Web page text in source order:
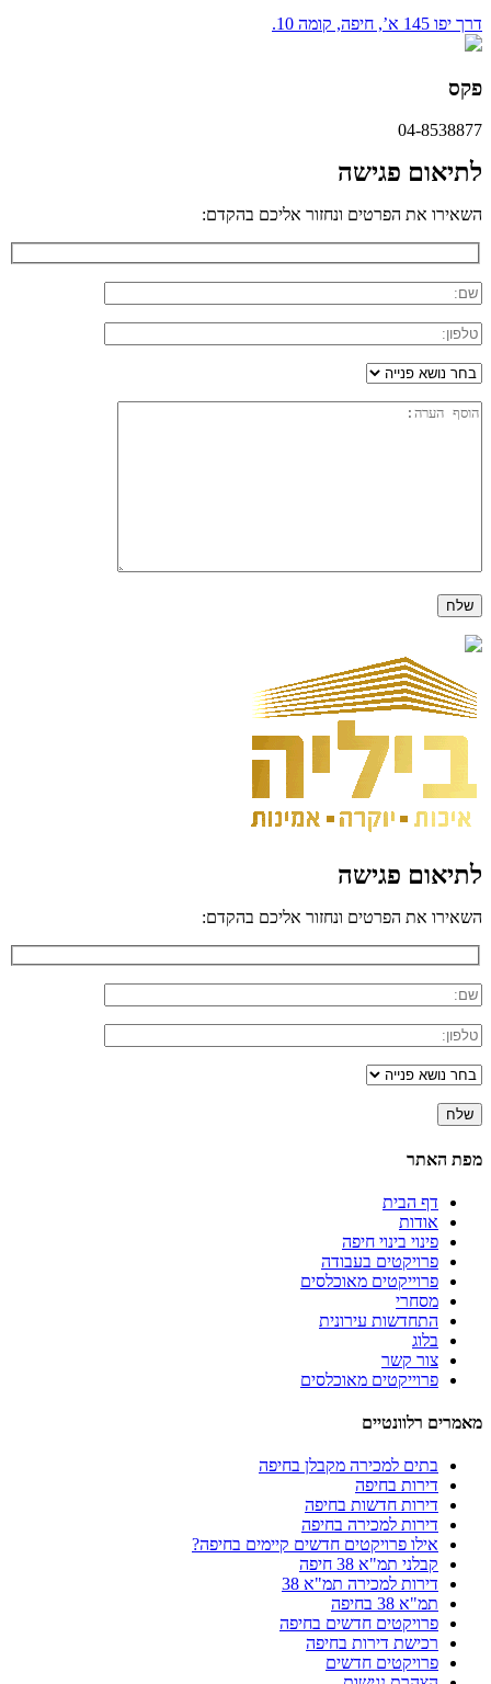
דרך יפו 145 א’, חיפה, קומה 10.
פקס
04-8538877
לתיאום פגישה
השאירו את הפרטים ונחזור אליכם בהקדם:
לתיאום פגישה
השאירו את הפרטים ונחזור אליכם בהקדם:
מפת האתר
דף הבית
אודות
פינוי בינוי חיפה
פרויקטים בעבודה
פרוייקטים מאוכלסים
מסחרי
התחדשות עירונית
בלוג
צור קשר
פרוייקטים מאוכלסים
מאמרים רלוונטיים
בתים למכירה מקבלן בחיפה
דירות בחיפה
דירות חדשות בחיפה
דירות למכירה בחיפה
אילו פרויקטים חדשים קיימים בחיפה?
קבלני תמ"א 38 חיפה
דירות למכירה תמ"א 38
תמ"א 38 בחיפה
פרויקטים חדשים בחיפה
רכישת דירות בחיפה
פרויקטים חדשים